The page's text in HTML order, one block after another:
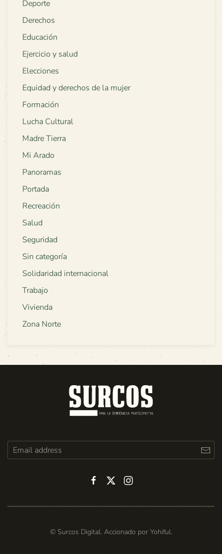
Deporte
Derechos
Educación
Ejercicio y salud
Elecciones
Equidad y derechos de la mujer
Formación
Lucha Cultural
Madre Tierra
Mi Arado
Panoramas
Portada
Recreación
Salud
Seguridad
Sin categoría
Solidaridad internacional
Trabajo
Vivienda
Zona Norte
© Surcos Digital. Accionado por Yohiful.